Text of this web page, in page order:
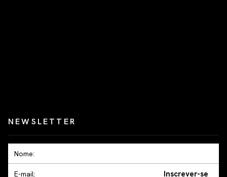
NEWSLETTER
Inscrever-se